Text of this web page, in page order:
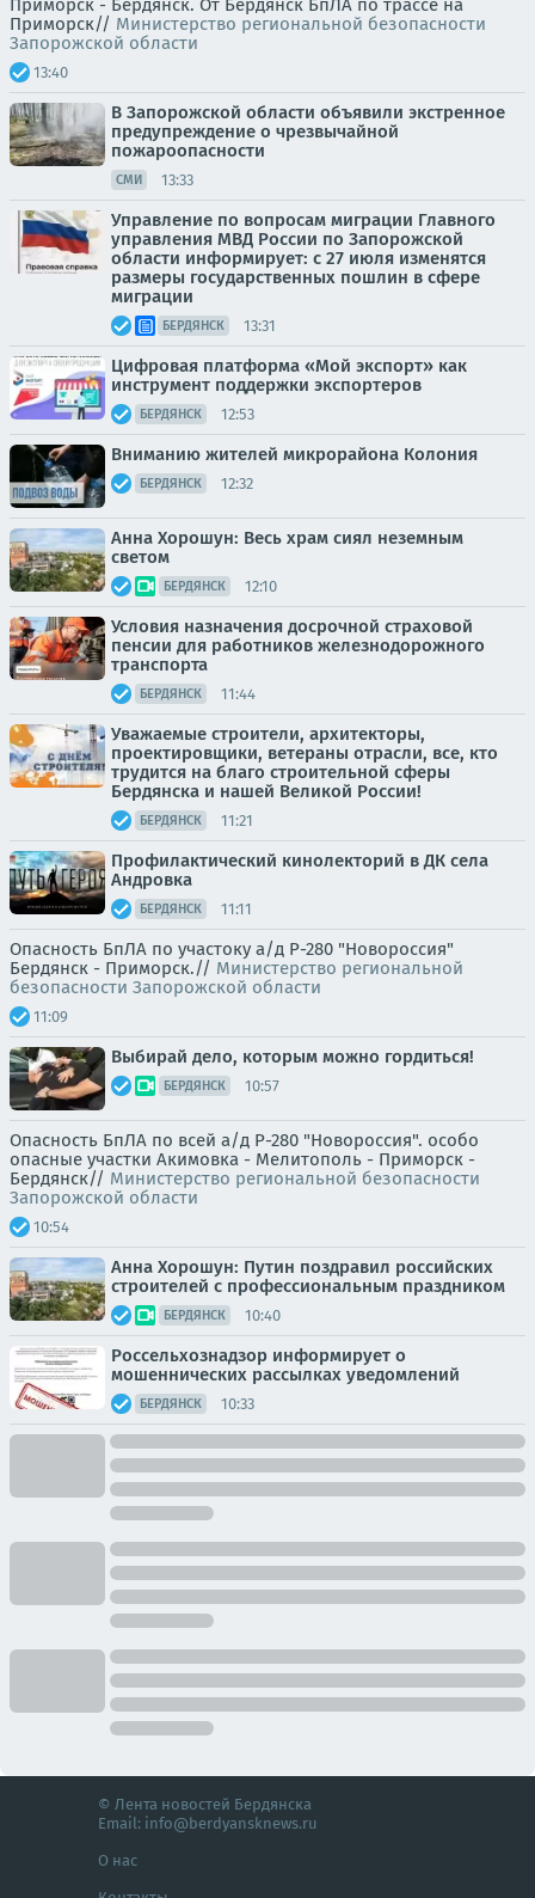
Приморск - Бердянск. От Бердянск БпЛА по трассе на
Приморск// Министерство региональной безопасности
Запорожской области
13:40
В Запорожской области объявили экстренное
предупреждение о чрезвычайной
пожароопасности
СМИ 13:33
Управление по вопросам миграции Главного
управления МВД России по Запорожской
области информирует: с 27 июля изменятся
размеры государственных пошлин в сфере
миграции
БЕРДЯНСК 13:31
Цифровая платформа «Мой экспорт» как
инструмент поддержки экспортеров
БЕРДЯНСК 12:53
Вниманию жителей микрорайона Колония
БЕРДЯНСК 12:32
Анна Хорошун: Весь храм сиял неземным
светом
БЕРДЯНСК 12:10
Условия назначения досрочной страховой
пенсии для работников железнодорожного
транспорта
БЕРДЯНСК 11:44
Уважаемые строители, архитекторы,
проектировщики, ветераны отрасли, все, кто
трудится на благо строительной сферы
Бердянска и нашей Великой России!
БЕРДЯНСК 11:21
Профилактический кинолекторий в ДК села
Андровка
БЕРДЯНСК 11:11
Опасность БпЛА по участоку а/д Р-280 "Новороссия"
Бердянск - Приморск.// Министерство региональной
безопасности Запорожской области
11:09
Выбирай дело, которым можно гордиться!
БЕРДЯНСК 10:57
Опасность БпЛА по всей а/д Р-280 "Новороссия". особо
опасные участки Акимовка - Мелитополь - Приморск -
Бердянск// Министерство региональной безопасности
Запорожской области
10:54
Анна Хорошун: Путин поздравил российских
строителей с профессиональным праздником
БЕРДЯНСК 10:40
Россельхознадзор информирует о
мошеннических рассылках уведомлений
БЕРДЯНСК 10:33
© Лента новостей Бердянска
Email: info@berdyansknews.ru
О нас